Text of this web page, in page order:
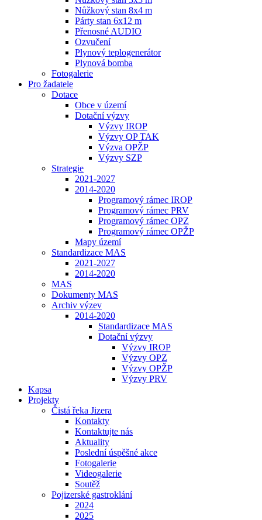
Nůžkový stan 8x4 m
Párty stan 6x12 m
Přenosné AUDIO
Ozvučení
Plynový teplogenerátor
Plynová bomba
Fotogalerie
Pro žadatele
Dotace
Obce v území
Dotační výzvy
Výzvy IROP
Výzvy OP TAK
Výzva OPŽP
Výzvy SZP
Strategie
2021-2027
2014-2020
Programový rámec IROP
Programový rámec PRV
Programový rámec OPZ
Programový rámec OPŽP
Mapy území
Standardizace MAS
2021-2027
2014-2020
MAS
Dokumenty MAS
Archiv výzev
2014-2020
Standardizace MAS
Dotační výzvy
Výzvy IROP
Výzvy OPZ
Výzvy OPŽP
Výzvy PRV
Kapsa
Projekty
Čistá řeka Jizera
Kontakty
Kontaktujte nás
Aktuality
Poslední úspěšné akce
Fotogalerie
Videogalerie
Soutěž
Pojizerské gastroklání
2024
2025